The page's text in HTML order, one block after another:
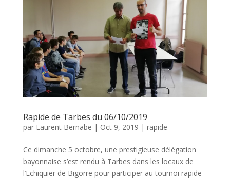
Rapide de Tarbes du 06/10/2019
par Laurent Bernabe | Oct 9, 2019 | rapide
Ce dimanche 5 octobre, une prestigieuse délégation
bayonnaise s’est rendu à Tarbes dans les locaux de
l’Echiquier de Bigorre pour participer au tournoi rapide